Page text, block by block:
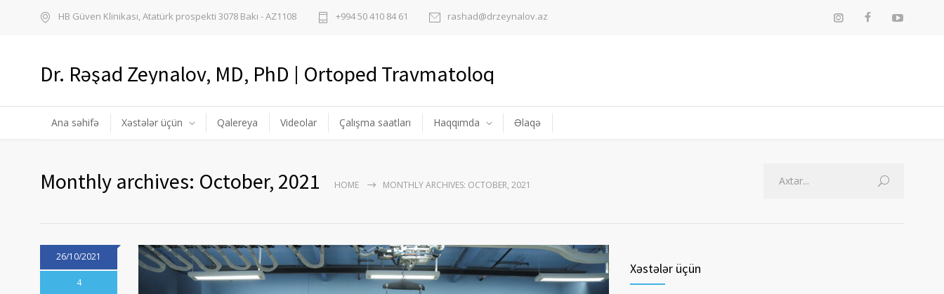
HB Güven Klinikası, Atatürk prospekti 3078 Bakı - AZ1108 +994 50 410 84 61 rashad@drzeynalov.az
Dr. Rəşad Zeynalov, MD, PhD | Ortoped Travmatoloq
Ana səhifə Xəstələr üçün Qalereya Videolar Çalışma saatları Haqqımda Əlaqə
Monthly archives: October, 2021 HOME MONTHLY ARCHIVES: OCTOBER, 2021
26/10/2021
4
Xəstələr üçün